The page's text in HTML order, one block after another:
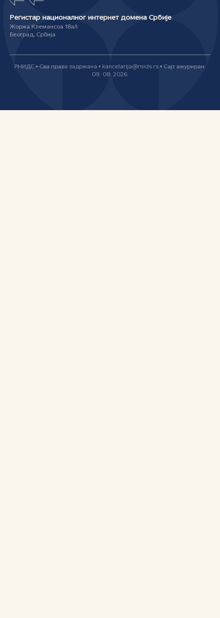
Регистар националног интернет домена Србије
Жоржа Клемансоа 18а/I
Београд, Србија
РНИДС • Сва права задржана • kancelarija@rnids.rs • Сајт ажуриран:
09. 08. 2026.